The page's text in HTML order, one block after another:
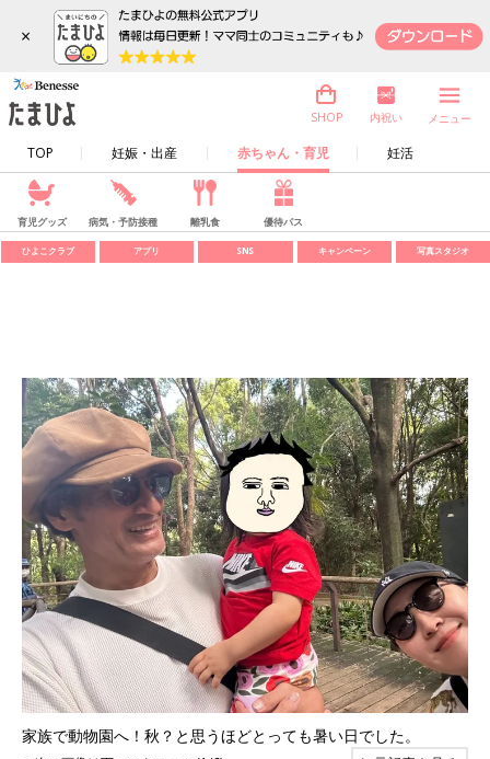
×
TOP 妊娠・出産 赤ちゃん・育児 妊活
SHOP 内祝い メニュー
育児グッズ 病気・予防接種 離乳食 優待パス
ひよこクラブ アプリ SNS キャンペーン 写真スタジオ
家族で動物園へ！秋？と思うほどとっても暑い日でした。